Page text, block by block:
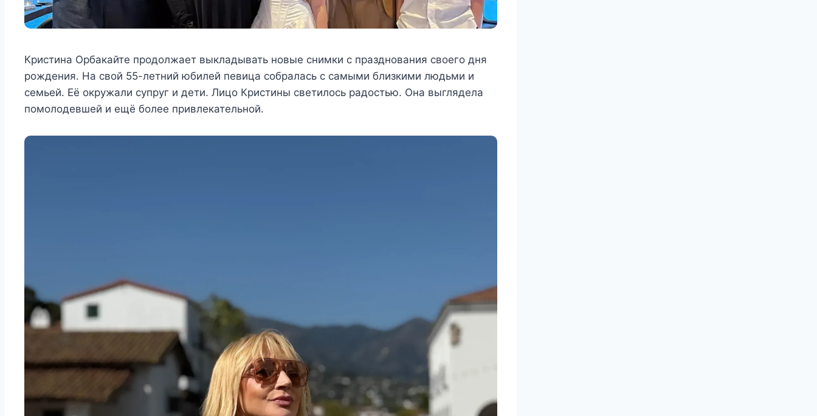
Кристина Орбакайте продолжает выкладывать новые снимки с празднования своего дня
рождения. На свой 55-летний юбилей певица собралась с самыми близкими людьми и
семьей. Её окружали супруг и дети. Лицо Кристины светилось радостью. Она выглядела
помолодевшей и ещё более привлекательной.